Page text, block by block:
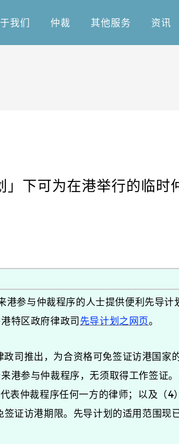
我们
仲裁
其他服务
资讯
下可为在港举行的临时
与仲裁程序的人士提供便利先导计
特区政府律政司 先导计划之网页。
推出，为合资格可免签证访港国家
港参与仲裁程序，无须取得工作签证
表仲裁程序任何一方的律师；以及（4
证访港期限。先导计划的适用范围现